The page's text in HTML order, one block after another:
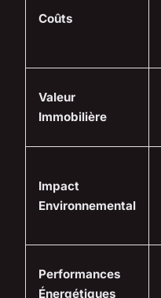
Coûts
Valeur
Immobilière
Impact
Environnemental
Performances
Énergétiques